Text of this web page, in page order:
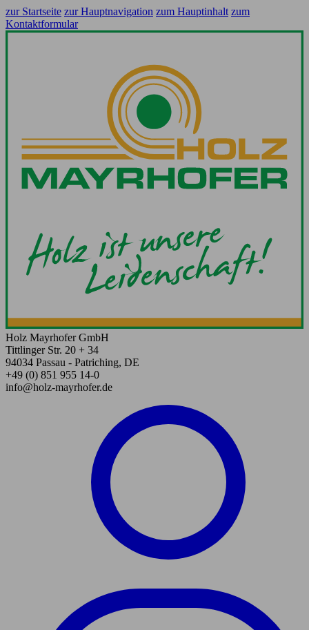
zur Startseite zur Hauptnavigation zum Hauptinhalt zum
Kontaktformular
Holz Mayrhofer GmbH
Tittlinger Str. 20 + 34
94034 Passau - Patriching, DE
+49 (0) 851 955 14-0
info@holz-mayrhofer.de